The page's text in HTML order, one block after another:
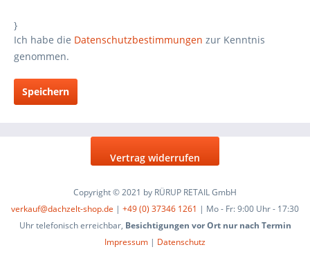
}
Ich habe die Datenschutzbestimmungen zur Kenntnis
genommen.
Speichern
Vertrag widerrufen
Copyright © 2021 by RÜRUP RETAIL GmbH
verkauf@dachzelt-shop.de | +49 (0) 37346 1261 | Mo - Fr: 9:00 Uhr - 17:30
Uhr telefonisch erreichbar, Besichtigungen vor Ort nur nach Termin
Impressum | Datenschutz